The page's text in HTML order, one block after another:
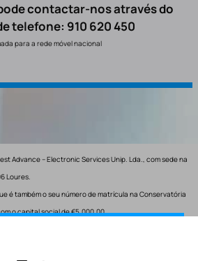
contactar-nos através do
telefone: 910 620 450
para a rede móvel nacional
Advance – Electronic Services Unip. Lda., com sede na
Loures.
é também o seu número de matrícula na Conservatória
o capital social de €5.000,00.
de conflitos – Centro de Arbitragem de Conflitos de